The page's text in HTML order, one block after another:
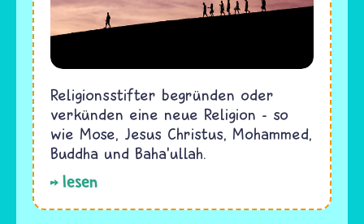
Religionsstifter begründen oder
verkünden eine neue Religion - so
wie Mose, Jesus Christus, Mohammed,
Buddha und Baha’ullah.
lesen